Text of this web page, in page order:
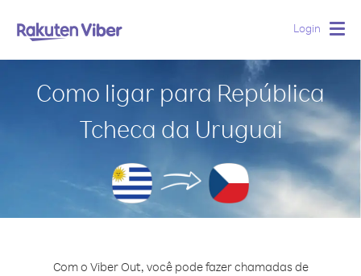
Login
Como ligar para República
Tcheca da Uruguai
Com o Viber Out, você pode fazer chamadas de